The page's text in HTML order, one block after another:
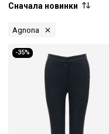
Сначала новинки
Agnona
-35%